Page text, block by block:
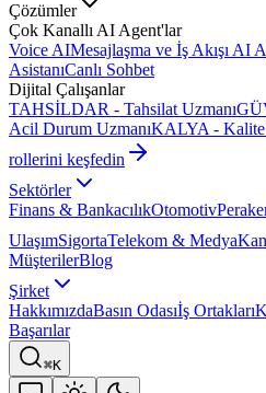
Çözümler
Çok Kanallı AI Agent'lar
Voice AIMesajlaşma ve İş Akışı AI
AsistanıCanlı Sohbet
Dijital Çalışanlar
TAHSİLDAR - Tahsilat Uzmanı
Acil Durum UzmanıKALYA - Kalite
rollerini keşfedin
Sektörler
Finans & BankacılıkOtomotiv
UlaşımSigortaTelekom & Medya
MüşterilerBlog
Şirket
HakkımızdaBasın Odasıİş Ortakları
Başarılar
⌘K